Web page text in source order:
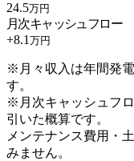
24.5万円
月次キャッシュフロー
+8.1万円
※月々収入は年間発
す。
※月次キャッシュフ
引いた概算です。
メンテナンス費用・
みません。